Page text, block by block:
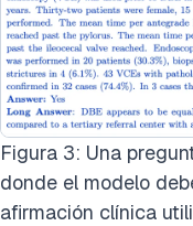
Figura 3: Una
donde el modelo
afirmación clínica